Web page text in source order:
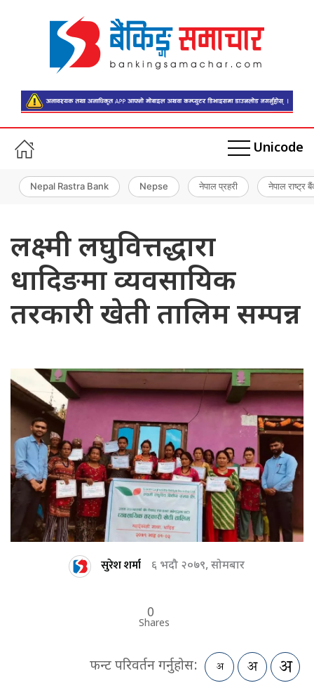
Unicode
Nepal Rastra Bank Nepse नेपाल प्रहरी नेपाल राष्ट्र
लक्ष्मी लघुवित्तद्धारा
धादिङमा व्यवसायिक
तरकारी खेती तालिम सम्पन्न
सुरेश शर्मा ६ भदौ २०७९, सोमबार
0
Shares
फन्ट परिवर्तन गर्नुहोस: